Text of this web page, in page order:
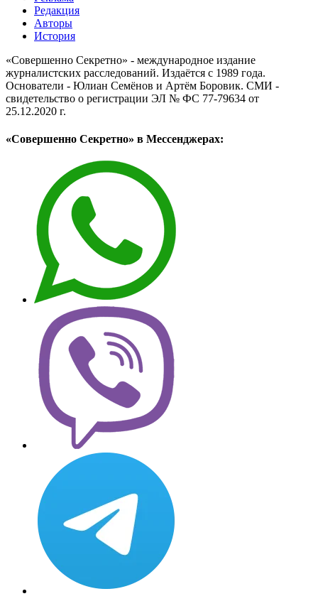
Редакция
Авторы
История
«Совершенно Секретно» - международное издание
журналистских расследований. Издаётся с 1989 года.
Основатели - Юлиан Семёнов и Артём Боровик. CМИ -
свидетельство о регистрации ЭЛ № ФС 77-79634 от
25.12.2020 г.
«Совершенно Секретно» в Мессенджерах: